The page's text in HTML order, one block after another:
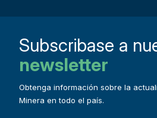
Subscribase a
newsletter
Obtenga información sobre la
Minera en todo el país.